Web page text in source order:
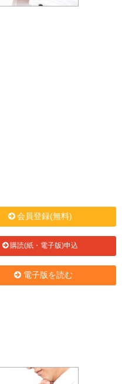
会員登録(無料)
購読(紙・電子版)申込
電子版を読む